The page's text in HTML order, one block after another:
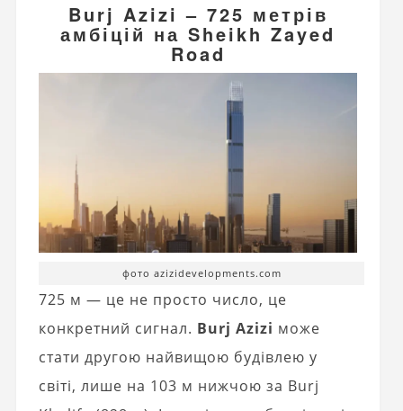
Burj Azizi – 725 метрів
амбіцій на Sheikh Zayed
Road
фото azizidevelopments.com
725 м — це не просто число, це
конкретний сигнал. Burj Azizi може
стати другою найвищою будівлею у
світі, лише на 103 м нижчою за Burj